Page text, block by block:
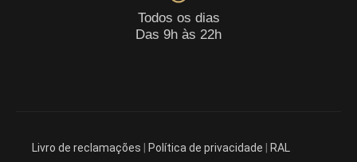
Todos os dias
Das 9h às 22h
Livro de reclamações Política de privacidade RAL